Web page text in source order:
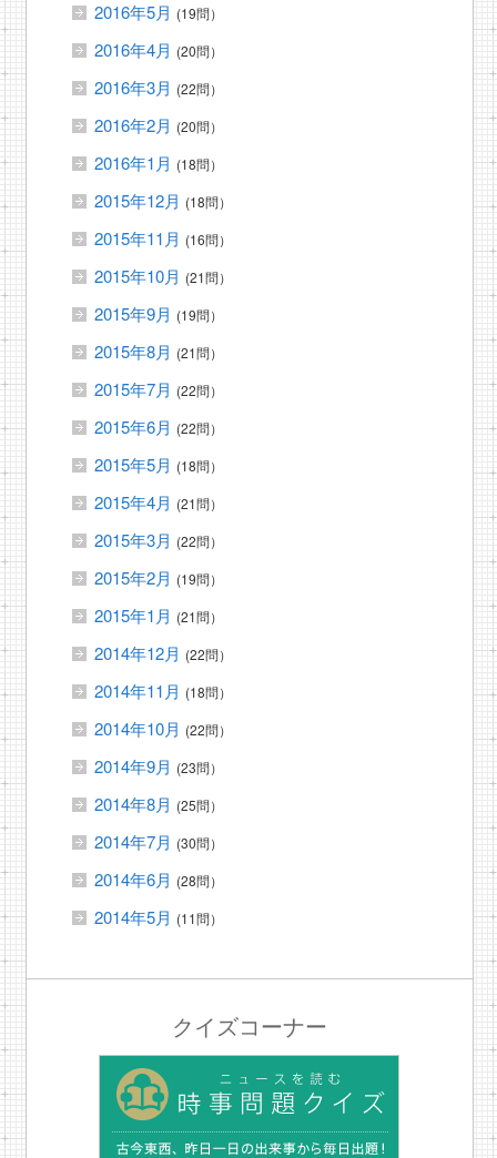
2016年5月 (19問）
2016年4月 (20問）
2016年3月 (22問）
2016年2月 (20問）
2016年1月 (18問）
2015年12月 (18問）
2015年11月 (16問）
2015年10月 (21問）
2015年9月 (19問）
2015年8月 (21問）
2015年7月 (22問）
2015年6月 (22問）
2015年5月 (18問）
2015年4月 (21問）
2015年3月 (22問）
2015年2月 (19問）
2015年1月 (21問）
2014年12月 (22問）
2014年11月 (18問）
2014年10月 (22問）
2014年9月 (23問）
2014年8月 (25問）
2014年7月 (30問）
2014年6月 (28問）
2014年5月 (11問）
クイズコーナー